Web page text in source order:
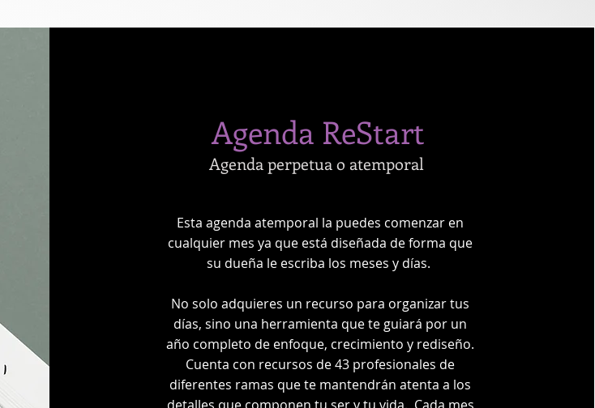
Agenda ReStart
Agenda perpetua o atemporal
Esta agenda atemporal la puedes comenzar en
cualquier mes ya que está diseñada de forma que
su dueña le escriba los meses y días.
No solo adquieres un recurso para organizar tus
días, sino una herramienta que te guiará por un
año completo de enfoque, crecimiento y rediseño.
Cuenta con recursos de 43 profesionales de
diferentes ramas que te mantendrán atenta a los